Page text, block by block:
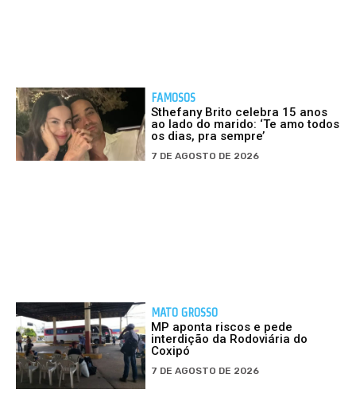
FAMOSOS
Sthefany Brito celebra 15 anos
ao lado do marido: ‘Te amo todos
os dias, pra sempre’
7 DE AGOSTO DE 2026
MATO GROSSO
MP aponta riscos e pede
interdição da Rodoviária do
Coxipó
7 DE AGOSTO DE 2026